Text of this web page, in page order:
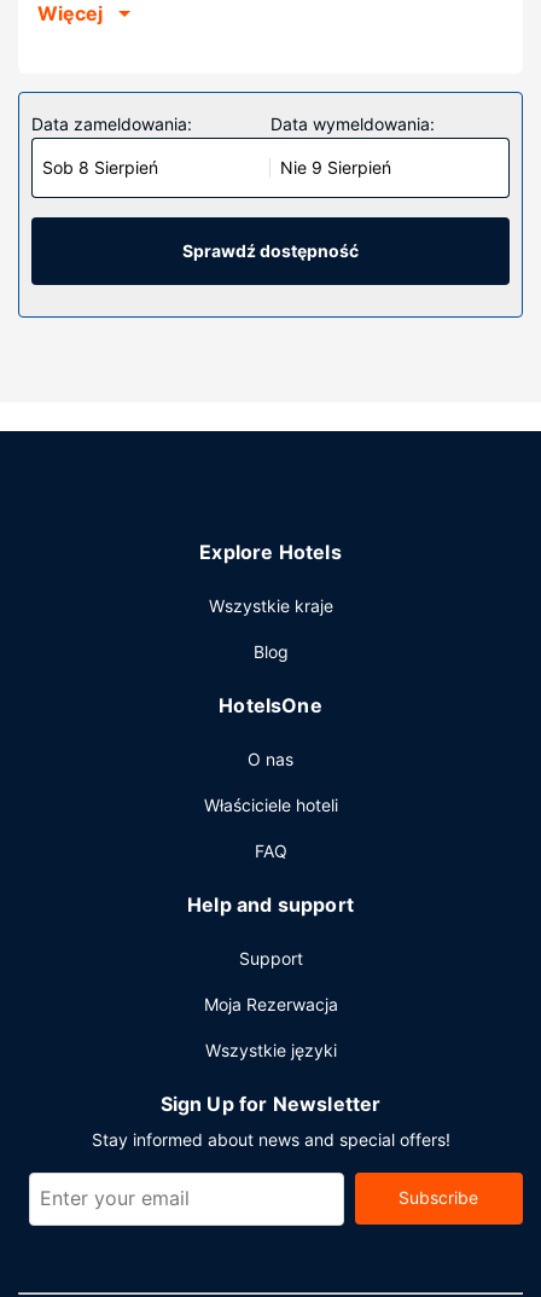
piechotą od miejsca takiego jak Targowisko Pike Place
miejsca takiego jak Seattle – centrum.
Pokoje
Poczuj się jak w domu w 457 pokojach, których
wyposażenie to lodówka i telewizor płaskoekranowy.
Wyposażenie łóżek to pillowtop oraz pościel premium.
Bezpłatny przewodowy i bezprzewodowy dostęp do
całodobowe centrum fitness. Ten hotel oferuje takie
z 4 restauracji w obiekcie takim jak hotel. Możesz też
pokojowej lub pójść po przekąskę do kawiarni. Ożywcze
Śniadanie pełne jest podawane codziennie od 6:30 do
Udogodnienia biznesowe to bezpłatny przewodowy
dostęp do internetu, centrum biznesowe oraz ekspresowe
Seattle, hotel oferuje centrum konferencyjne oraz sala
konferencyjna o łącznej powierzchni 2323 m kw. (25005
Więcej
Data zameldowania:
Sob 8 Sierpień
Data wymeldowania:
Nie 9 Sierpień
Sprawdź dostępność
Explore Hotels
Wszystkie kraje
Blog
HotelsOne
O nas
Właściciele hoteli
FAQ
Help and support
Support
Moja Rezerwacja
Wszystkie języki
Sign Up for Newsletter
Stay informed about news and special offers!
Subscribe